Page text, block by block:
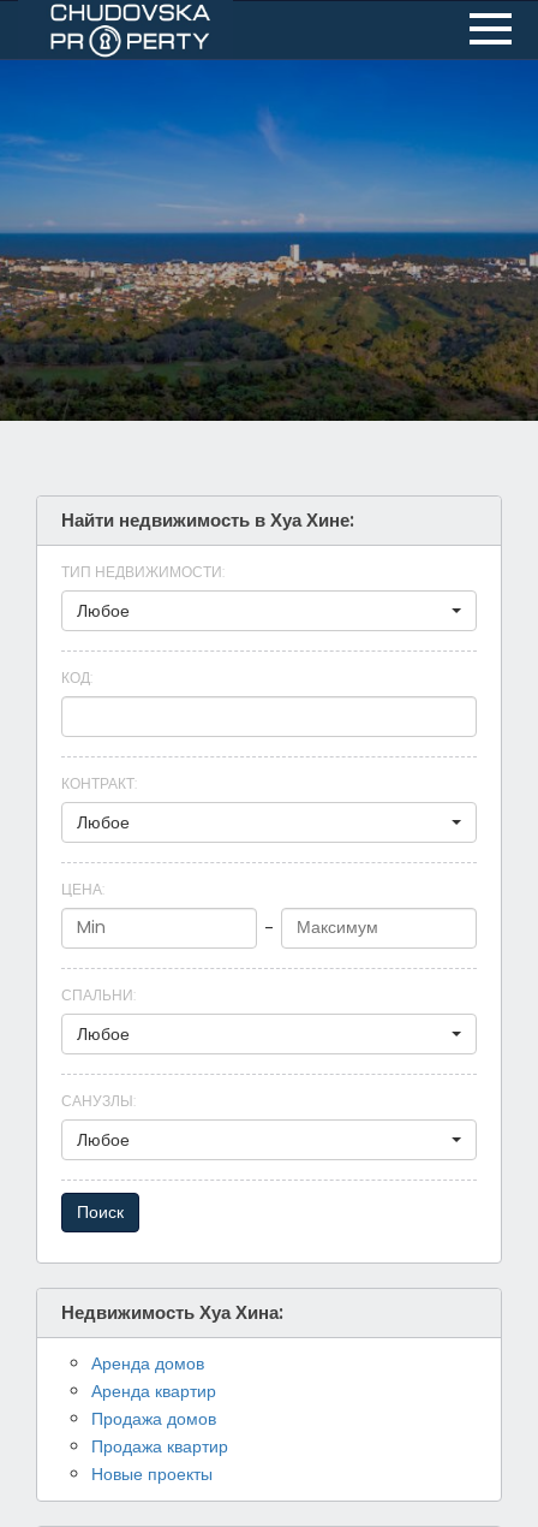
Найти недвижимость в Хуа Хине:
ТИП НЕДВИЖИМОСТИ:
Любое
КОД:
КОНТРАКТ:
Любое
ЦЕНА:
-
СПАЛЬНИ:
Любое
САНУЗЛЫ:
Любое
Недвижимость Хуа Хина:
Аренда домов
Аренда квартир
Продажа домов
Продажа квартир
Новые проекты